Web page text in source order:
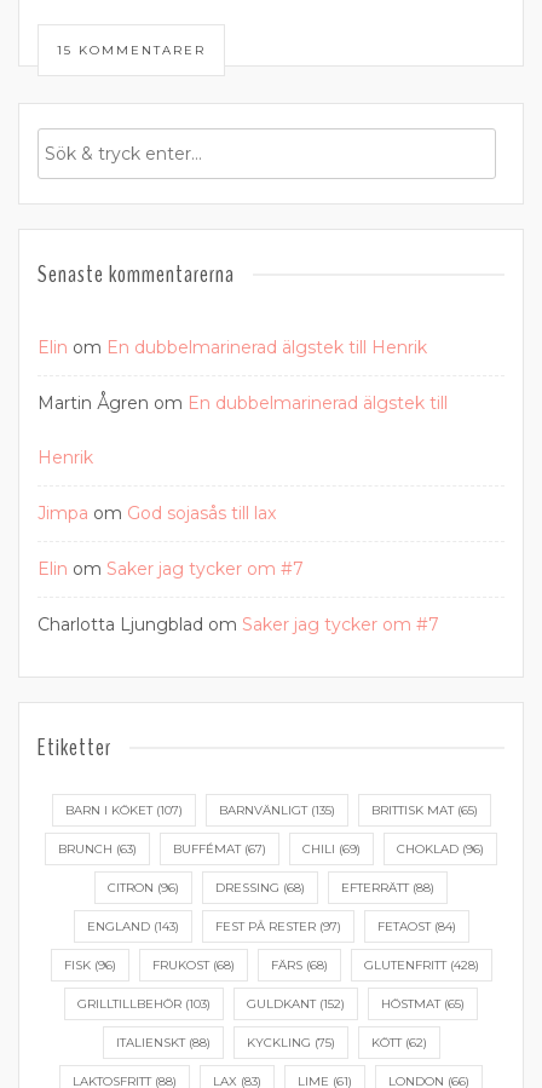
15 KOMMENTARER
Senaste kommentarerna
Elin om En dubbelmarinerad älgstek till Henrik
Martin Ågren om En dubbelmarinerad älgstek till
Henrik
Jimpa om God sojasås till lax
Elin om Saker jag tycker om #7
Charlotta Ljungblad om Saker jag tycker om #7
Etiketter
BARN I KÖKET(107) BARNVÄNLIGT(135) BRITTISK MAT(65)
BRUNCH (63) BUFFÉMAT(67) CHILI (69) CHOKLAD (96)
CITRON (96) DRESSING (68) EFTERRÄTT(88)
ENGLAND(143) FEST PÅ RESTER(97) FETAOST(84)
FISK(96) FRUKOST(68) FÄRS(68) GLUTENFRITT(428)
GRILLTILLBEHÖR (103) GULDKANT(152) HÖSTMAT(65)
ITALIENSKT(88) KYCKLING (75) KÖTT(62)
LAKTOSFRITT(88) LAX (83) LIME (61) LONDON (66)